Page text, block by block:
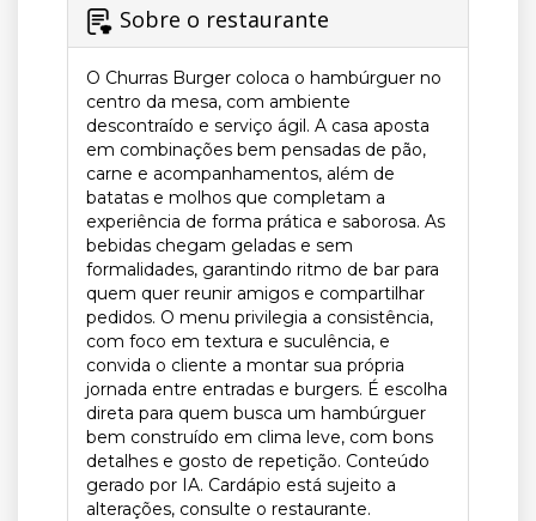
Sobre o restaurante
O Churras Burger coloca o hambúrguer no
centro da mesa, com ambiente
descontraído e serviço ágil. A casa aposta
em combinações bem pensadas de pão,
carne e acompanhamentos, além de
batatas e molhos que completam a
experiência de forma prática e saborosa. As
bebidas chegam geladas e sem
formalidades, garantindo ritmo de bar para
quem quer reunir amigos e compartilhar
pedidos. O menu privilegia a consistência,
com foco em textura e suculência, e
convida o cliente a montar sua própria
jornada entre entradas e burgers. É escolha
direta para quem busca um hambúrguer
bem construído em clima leve, com bons
detalhes e gosto de repetição. Conteúdo
gerado por IA. Cardápio está sujeito a
alterações, consulte o restaurante.